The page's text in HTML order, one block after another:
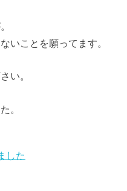
いことを願ってます。
い。
。
した